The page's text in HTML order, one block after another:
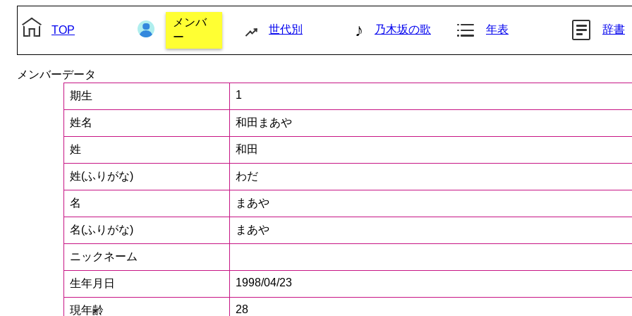
TOP
メンバ
ー
世代別 ♪ 乃木坂の歌 年表 辞書
メンバーデータ
期生
1
姓名 和田まあや
姓 和田
姓(ふりがな) わだ
名 まあや
名(ふりがな) まあや
ニックネーム
生年月日 1998/04/23
現年齢 28